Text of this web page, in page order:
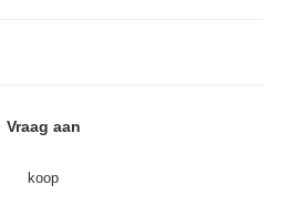
Vraag aan
koop